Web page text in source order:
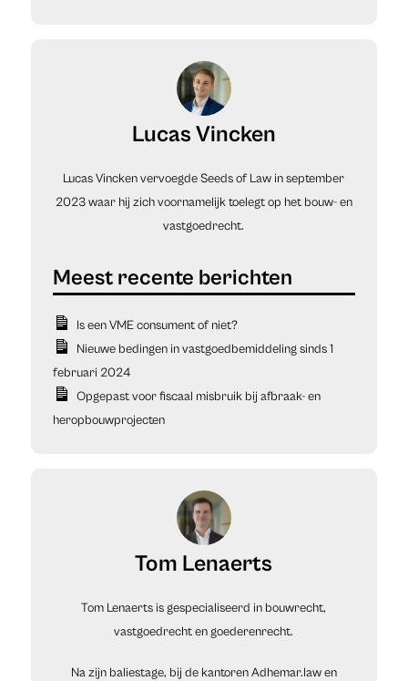
Lucas Vincken
Lucas Vincken vervoegde Seeds of Law in september
2023 waar hij zich voornamelijk toelegt op het bouw- en
vastgoedrecht.
Is een VME consument of niet?
Nieuwe bedingen in vastgoedbemiddeling sinds 1
februari 2024
Opgepast voor fiscaal misbruik bij afbraak- en
heropbouwprojecten
Tom Lenaerts
Tom Lenaerts is gespecialiseerd in bouwrecht,
vastgoedrecht en goederenrecht.
Na zijn baliestage, bij de kantoren Adhemar.law en